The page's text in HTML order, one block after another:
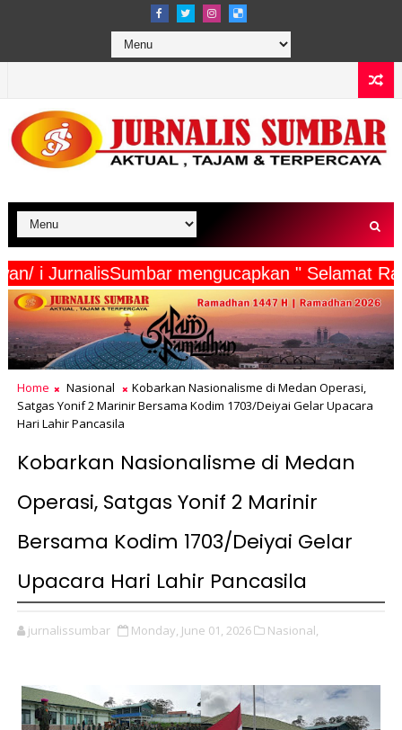
i JurnalisSumbar mengucapkan "
Home Nasional
Kobarkan Nasionalisme di Medan Operasi,
Satgas Yonif 2 Marinir Bersama Kodim 1703/Deiyai Gelar Upacara
Hari Lahir Pancasila
Kobarkan Nasionalisme di Medan
Operasi, Satgas Yonif 2 Marinir
Bersama Kodim 1703/Deiyai Gelar
Upacara Hari Lahir Pancasila
jurnalissumbar Monday, June 01, 2026 Nasional,